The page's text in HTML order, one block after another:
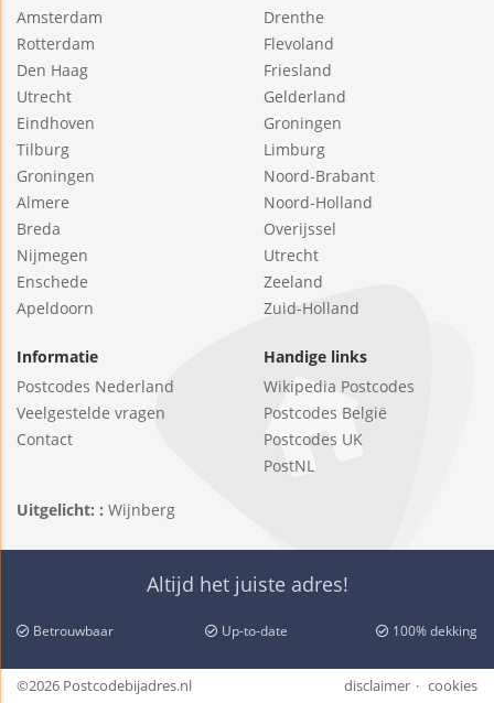
Amsterdam
Rotterdam
Den Haag
Utrecht
Eindhoven
Tilburg
Groningen
Almere
Breda
Nijmegen
Enschede
Apeldoorn
Drenthe
Flevoland
Friesland
Gelderland
Groningen
Limburg
Noord-Brabant
Noord-Holland
Overijssel
Utrecht
Zeeland
Zuid-Holland
Informatie
Postcodes Nederland
Veelgestelde vragen
Contact
Handige links
Wikipedia Postcodes
Postcodes België
Postcodes UK
PostNL
Uitgelicht: : Wijnberg
Altijd het juiste adres!
Betrouwbaar Up-to-date 100% dekking
©2026 Postcodebijadres.nl disclaimer cookies